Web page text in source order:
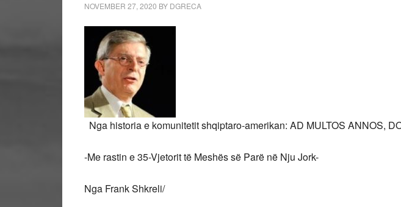
NOVEMBER 27, 2020 BY DGRECA
Nga historia e komunitetit shqiptaro-amerikan: AD MULTOS ANNOS,
-Me rastin e 35-Vjetorit të Meshës së Parë në Nju Jork-
Nga Frank Shkreli/